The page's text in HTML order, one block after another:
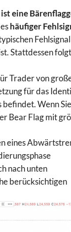
eine
häufiger
Stattdessen
Trader von
für das
Wenn
Bear Flag mit
eines
nach unten
berücksichtigen